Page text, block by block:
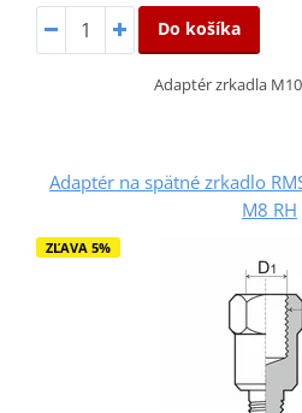
Do košíka
Adaptér zrkadla
Adaptér na spätné zrkadlo
M8 RH
ZĽAVA 5%